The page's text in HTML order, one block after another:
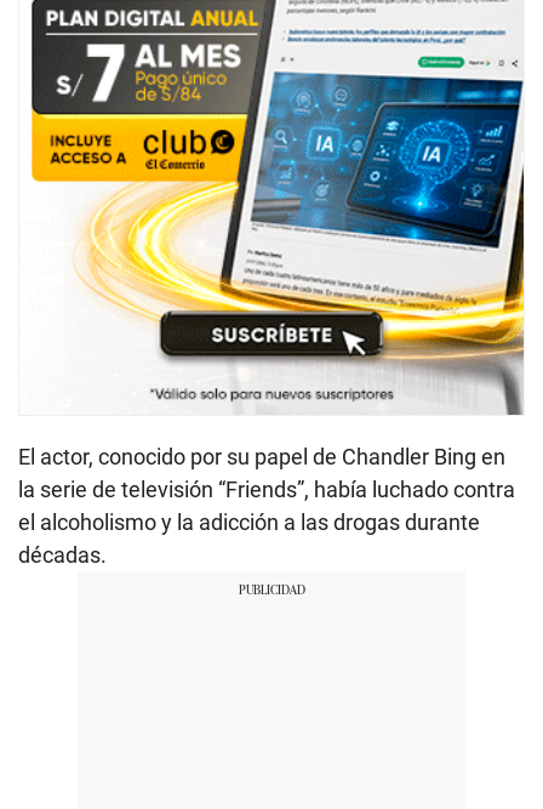
El actor, conocido por su papel de Chandler Bing en
la serie de televisión “Friends”, había luchado contra
el alcoholismo y la adicción a las drogas durante
décadas.